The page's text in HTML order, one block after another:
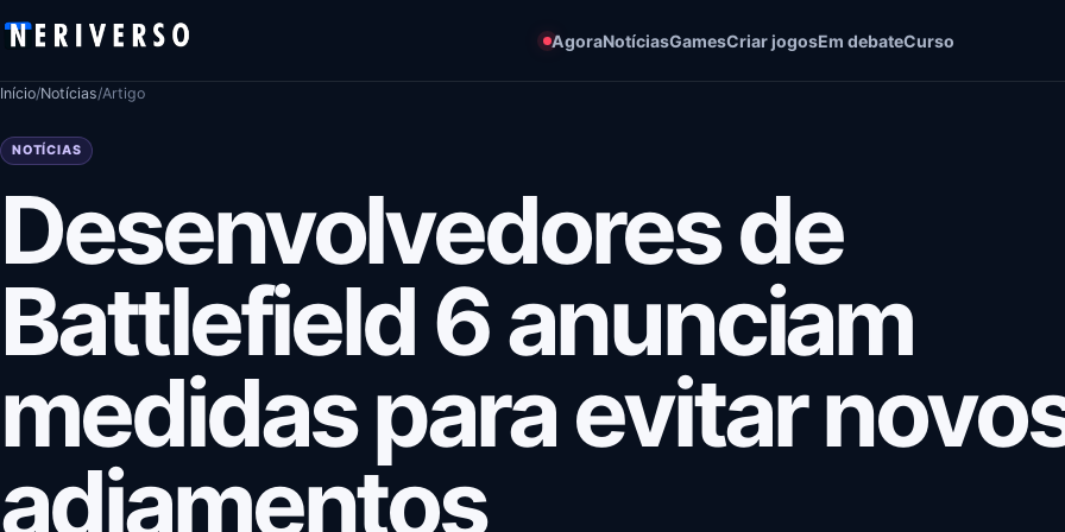
AgoraNotíciasGamesCriar jogosEm debateCurso
Início/Notícias/Artigo
NOTÍCIAS
Desenvolvedores de
Battlefield 6 anunciam
medidas para evitar
adiamentos